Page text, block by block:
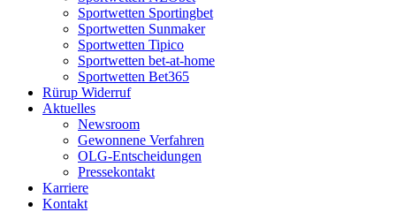
Sportwetten Sportingbet
Sportwetten Sunmaker
Sportwetten Tipico
Sportwetten bet-at-home
Sportwetten Bet365
Rürup Widerruf
Aktuelles
Newsroom
Gewonnene Verfahren
OLG-Entscheidungen
Pressekontakt
Karriere
Kontakt